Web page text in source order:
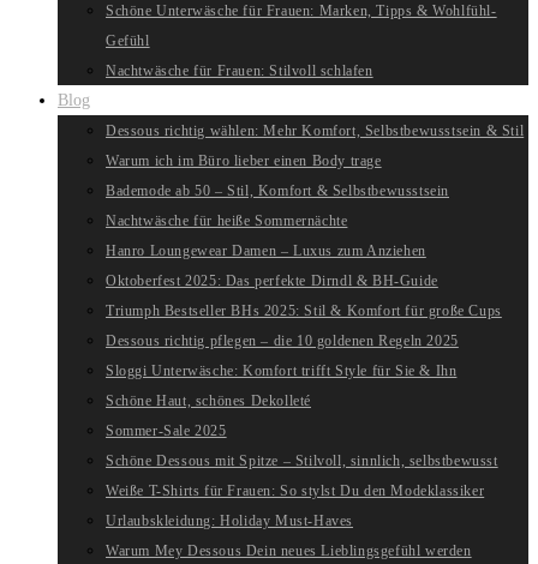
Schöne Unterwäsche für Frauen: Marken, Tipps & Wohlfühl-
Gefühl
Nachtwäsche für Frauen: Stilvoll schlafen
Blog
Dessous richtig wählen: Mehr Komfort, Selbstbewusstsein & Stil
Warum ich im Büro lieber einen Body trage
Bademode ab 50 – Stil, Komfort & Selbstbewusstsein
Nachtwäsche für heiße Sommernächte
Hanro Loungewear Damen – Luxus zum Anziehen
Oktoberfest 2025: Das perfekte Dirndl & BH-Guide
Triumph Bestseller BHs 2025: Stil & Komfort für große Cups
Dessous richtig pflegen – die 10 goldenen Regeln 2025
Sloggi Unterwäsche: Komfort trifft Style für Sie & Ihn
Schöne Haut, schönes Dekolleté
Sommer-Sale 2025
Schöne Dessous mit Spitze – Stilvoll, sinnlich, selbstbewusst
Weiße T-Shirts für Frauen: So stylst Du den Modeklassiker
Urlaubskleidung: Holiday Must-Haves
Warum Mey Dessous Dein neues Lieblingsgefühl werden